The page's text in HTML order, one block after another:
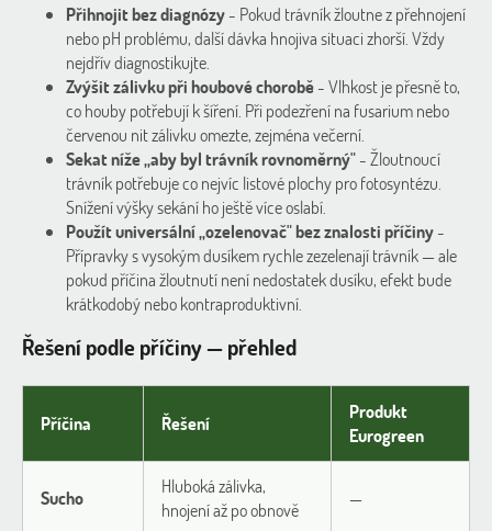
Přihnojit bez diagnózy- Pokud trávník žloutne z přehnojení
nebo pH problému, další dávka hnojiva situaci zhorší. Vždy
nejdřív diagnostikujte.
Zvýšit zálivku při houbové chorobě- Vlhkost je přesně to,
co houby potřebují k šíření. Při podezření na fusarium nebo
červenou nit zálivku omezte, zejména večerní.
Sekat níže „aby byl trávník rovnoměrný"- Žloutnoucí
trávník potřebuje co nejvíc listové plochy pro fotosyntézu.
Snížení výšky sekání ho ještě více oslabí.
Použít universální „ozelenovač" bez znalosti příčiny-
Přípravky s vysokým dusíkem rychle zezelenají trávník — ale
pokud příčina žloutnutí není nedostatek dusíku, efekt bude
krátkodobý nebo kontraproduktivní.
Řešení podle příčiny — přehled
Příčina Řešení
Produkt
Eurogreen
Sucho
Hluboká zálivka,
hnojení až po obnově
—